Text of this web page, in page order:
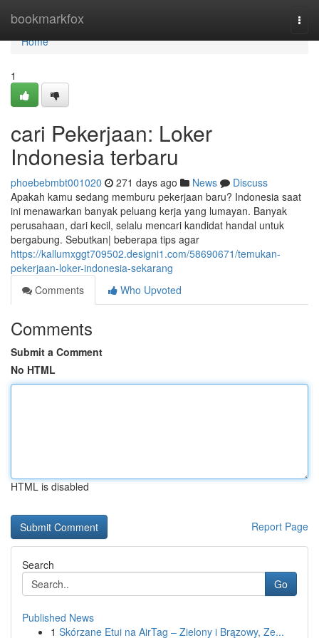
bookmarkfox
Home
Home
1
cari Pekerjaan: Loker
Indonesia terbaru
phoebebmbt001020 271 days ago News
Discuss
Apakah kamu sedang memburu pekerjaan baru? Indonesia saat
ini menawarkan banyak peluang kerja yang lumayan. Banyak
perusahaan, dari kecil, selalu mencari kandidat handal untuk
bergabung. Sebutkan| beberapa tips agar
https://kallumxggt709502.designi1.com/58690671/temukan-
pekerjaan-loker-indonesia-sekarang
Comments
Who Upvoted
Comments
Submit a Comment
No HTML
HTML is disabled
Report Page
Search
Go
Published News
1 Skórzane Etui na AirTag – Zielony i Brązowy, Ze...